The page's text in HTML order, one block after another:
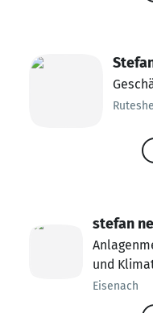
stefan
und
Eisenach